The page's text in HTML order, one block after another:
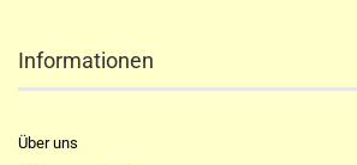
Informationen
Über uns